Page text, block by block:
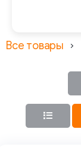
Все товары